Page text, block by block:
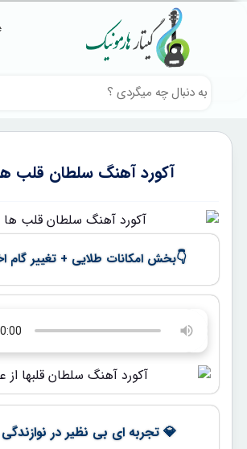
آکورد آهنگ سلطان قلب
👇بخش امکانات طلایی + تغییر گام
💎 تجربه ای بی نظیر در نوازندگی